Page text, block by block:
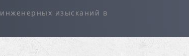
инженерных изысканий в